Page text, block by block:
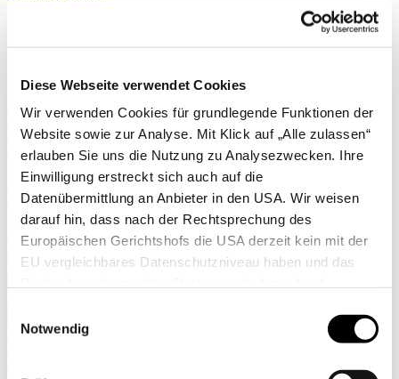
Diese Webseite verwendet Cookies
Wir verwenden Cookies für grundlegende Funktionen der
Website sowie zur Analyse. Mit Klick auf „Alle zulassen“
erlauben Sie uns die Nutzung zu Analysezwecken. Ihre
Einwilligung erstreckt sich auch auf die
Datenübermittlung an Anbieter in den USA. Wir weisen
darauf hin, dass nach der Rechtsprechung des
Europäischen Gerichtshofs die USA derzeit kein mit der
EU vergleichbares Datenschutzniveau haben und das
jederzeit in den Cookie-Einstellungen, in denen Sie auch
weitere Details zu unseren Cookies finden, widerrufen
oder abstufen. Nähere Informationen zu Cookies finden
Notwendig
Sägen
Messer
Kleingeräte
Zimmergewächshäuser
Äxte
Regenmesser & Thermometer
Stiele & Zubehör
Kindergeräte
Taschen
Hochbeete